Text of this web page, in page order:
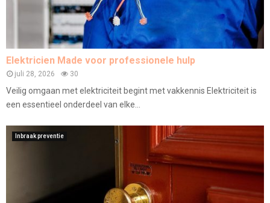
Elektricien Made voor professionele hulp
juli 28, 2026 30
Veilig omgaan met elektriciteit begint met vakkennis Elektriciteit is
een essentieel onderdeel van elke...
Inbraak preventie